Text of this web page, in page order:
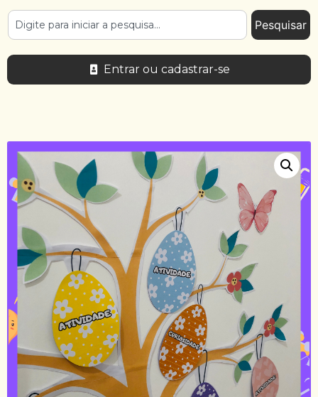
Pesquisar
Entrar ou cadastrar-se